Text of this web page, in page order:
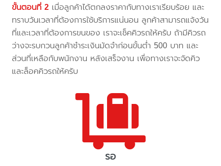
ขั้นตอนที่ 2 เมื่อลูกค้าได้ตกลงราคากับทางเราเรียบร้อย และ
ทราบวันเวลาที่ต้องการใช้บริการแน่นอน ลูกค้าสามารถแจ้งวัน
ที่และเวลาที่ต้องการขนของ เราจะเช็คคิวรถให้ครับ ถ้ามีคิวรถ
ว่างจะรบกวนลูกค้าชำระเงินมัดจำก่อนขั้นต่ำ 500 บาท และ
ส่วนที่เหลือกับพนักงาน หลังเสร็จงาน เพื่อทางเราจะจัดคิว
และล็อคคิวรถให้ครับ
รอ